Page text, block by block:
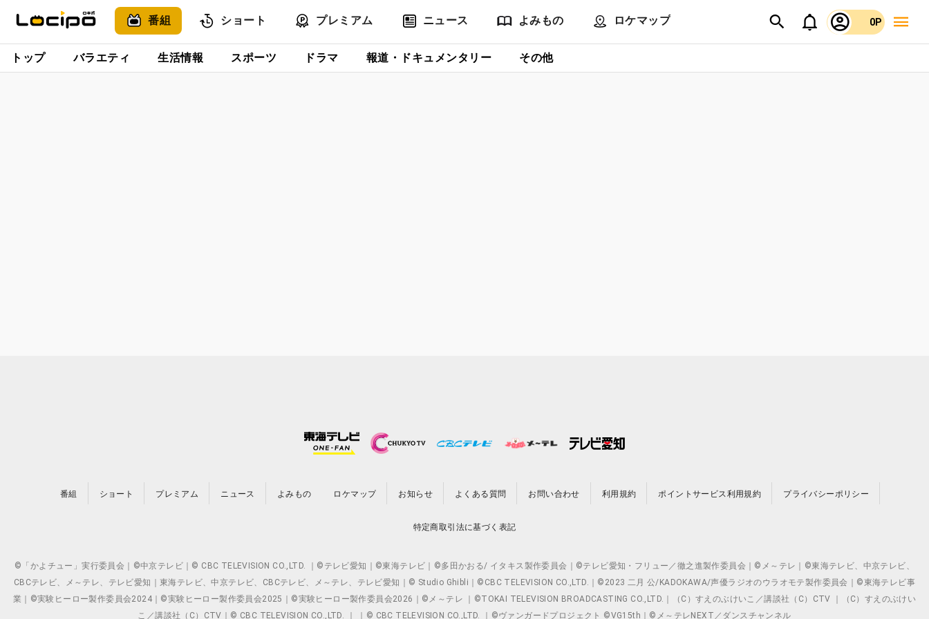
番組 ショート プレミアム ニュース よみもの ロケマップ 0P
トップ バラエティ 生活情報 スポーツ ドラマ 報道・ドキュメンタリー その他
番組 ショート プレミアム ニュース よみもの ロケマップ お知らせ よくある質問 お問い合わせ 利用規約 ポイントサービス利用規約 プライバシーポリシー
特定商取引法に基づく表記
©「かよチュー」実行委員会｜©中京テレビ｜© CBC TELEVISION CO.,LTD. ｜©テレビ愛知｜©東海テレビ｜©多田かおる/ イタキス製作委員会｜©テレビ愛知・フリュー／徹之進製作委員会｜©メ～テレ｜©東海テレビ、中京テレビ、
CBCテレビ、メ～テレ、テレビ愛知｜東海テレビ、中京テレビ、CBCテレビ、メ～テレ、テレビ愛知｜© Studio Ghibli｜©CBC TELEVISION CO.,LTD.｜©2023 二月 公/KADOKAWA/声優ラジオのウラオモテ製作委員会｜©東海テレビ事
業｜©実験ヒーロー製作委員会2024｜©実験ヒーロー製作委員会2025｜©実験ヒーロー製作委員会2026｜©メ～テレ ｜©TOKAI TELEVISION BROADCASTING CO.,LTD.｜（C）すえのぶけいこ／講談社（C）CTV ｜（C）すえのぶけい
こ／講談社（C）CTV｜© CBC TELEVISION CO.,LTD. ｜ ｜© CBC TELEVISION CO.,LTD. ｜©ヴァンガードプロジェクト ©VG15th｜©メ～テレNEXT／ダンスチャンネル